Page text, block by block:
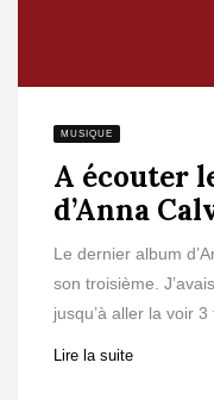
MUSIQUE
A écouter
d’Anna
Le dernier album
son troisième.
jusqu’à aller la voir 3
Lire la suite